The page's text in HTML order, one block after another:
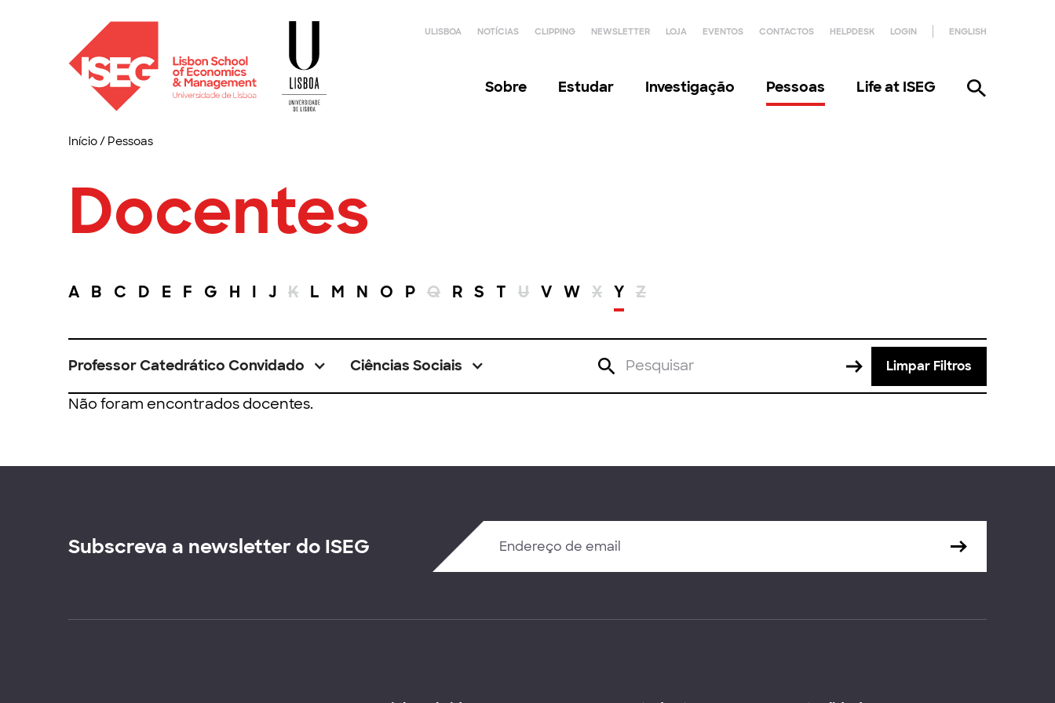
ULISBOA NOTÍCIAS CLIPPING NEWSLETTER LOJA EVENTOS CONTACTOS HELPDESK LOGIN ENGLISH
Sobre Estudar Investigação Pessoas Life at ISEG
Início/ Pessoas
Docentes
A B C D E F G H I J K L M N O P Q R S T U V W X Y Z
Professor Catedrático Convidado Ciências Sociais Limpar Filtros
Não foram encontrados docentes.
Subscreva a newsletter do ISEG